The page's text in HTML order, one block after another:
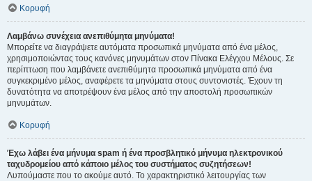
Κορυφή
Λαμβάνω συνέχεια ανεπιθύμητα μηνύματα!
Μπορείτε να διαγράψετε αυτόματα προσωπικά μηνύματα από ένα μέλος,
χρησιμοποιώντας τους κανόνες μηνυμάτων στον Πίνακα Ελέγχου Μέλους. Σε
περίπτωση που λαμβάνετε ανεπιθύμητα προσωπικά μηνύματα από ένα
συγκεκριμένο μέλος, αναφέρετε τα μηνύματα στους συντονιστές. Έχουν τη
δυνατότητα να αποτρέψουν ένα μέλος από την αποστολή προσωπικών
μηνυμάτων.
Κορυφή
Έχω λάβει ένα μήνυμα spam ή ένα προσβλητικό μήνυμα ηλεκτρονικού
ταχυδρομείου από κάποιο μέλος του συστήματος συζητήσεων!
Λυπούμαστε που το ακούμε αυτό. Το χαρακτηριστικό λειτουργίας των